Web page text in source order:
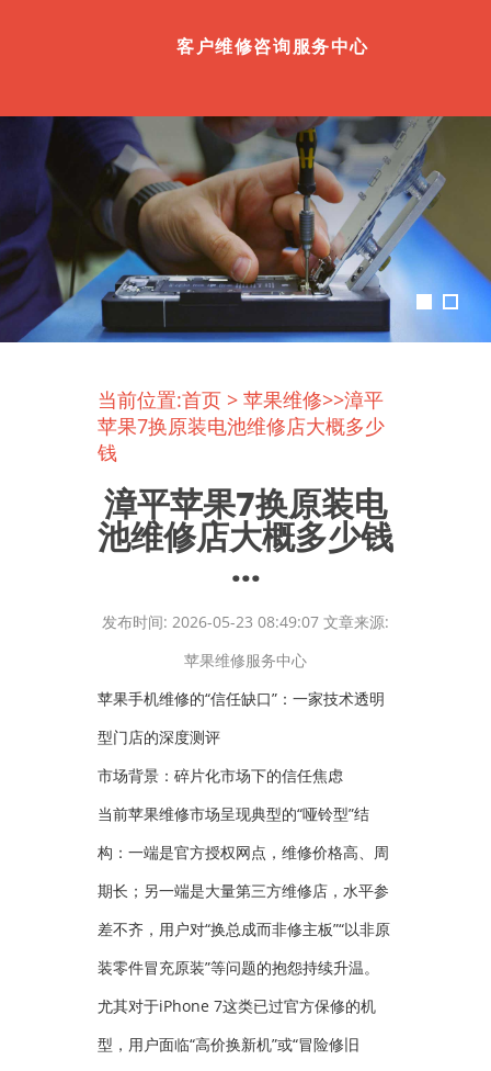
客户维修咨询服务中心
当前位置:首页 > 苹果维修>>漳平
苹果7换原装电池维修店大概多少
钱
漳平苹果7换原装电
池维修店大概多少钱
...
发布时间: 2026-05-23 08:49:07 文章来源:
苹果维修服务中心
苹果手机维修的“信任缺口”：一家技术透明
型门店的深度测评
市场背景：碎片化市场下的信任焦虑
当前苹果维修市场呈现典型的“哑铃型”结
构：一端是官方授权网点，维修价格高、周
期长；另一端是大量第三方维修店，水平参
差不齐，用户对“换总成而非修主板”“以非原
装零件冒充原装”等问题的抱怨持续升温。
尤其对于iPhone 7这类已过官方保修的机
型，用户面临“高价换新机”或“冒险修旧